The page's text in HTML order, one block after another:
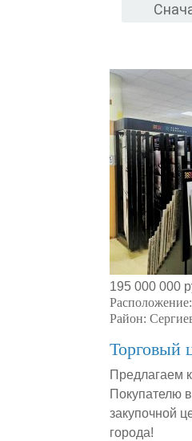
195 000 000
Расположение:
Район:
Торговый
Предлагаем
Покупателю
закупочной
города!